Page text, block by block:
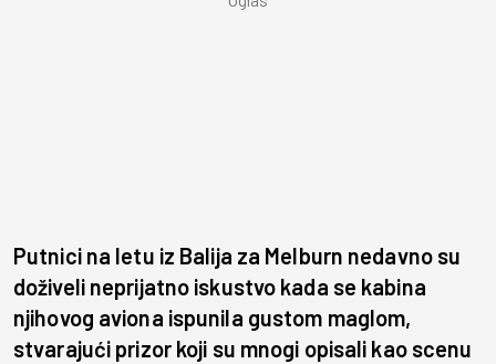
Putnici na letu iz Balija za Melburn nedavno su
doživeli neprijatno iskustvo kada se kabina
njihovog aviona ispunila gustom maglom,
stvarajući prizor koji su mnogi opisali kao scenu